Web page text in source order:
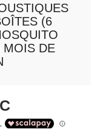
(6
MOIS DE